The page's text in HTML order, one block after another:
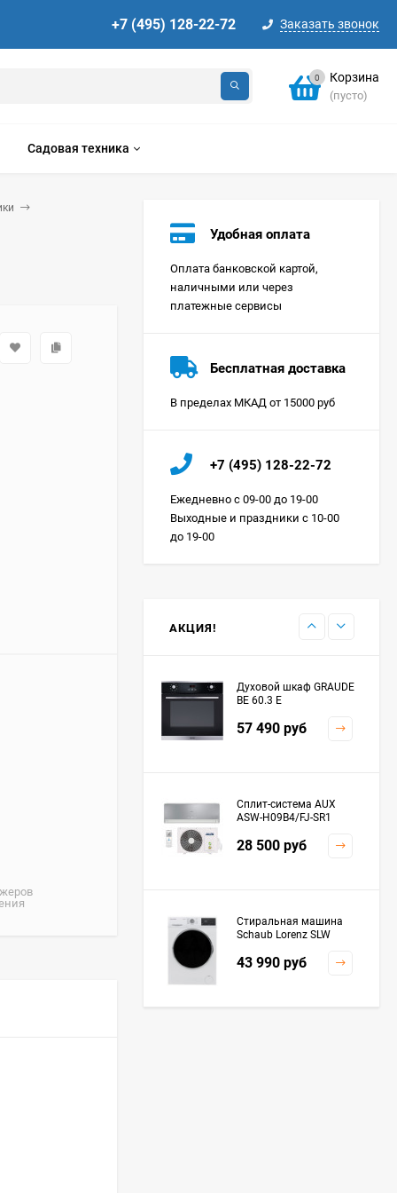
+7 (495) 128-22-72 Заказать звонок
0 Корзина
(пусто)
Садовая техника
Удобная оплата
Оплата банковской картой,
наличными или через
платежные сервисы
Бесплатная доставка
В пределах МКАД от 15000 руб
+7 (495) 128-22-72
Ежедневно с 09-00 до 19-00
Выходные и праздники с 10-00
до 19-00
АКЦИЯ!
Цена по
ORGS2DBHFSS
запросу
Духовой шкаф GRAUDE
BE 60.3 E
57 490 руб
Сплит-система AUX
ASW-H09B4/FJ-SR1
28 500 руб
Стиральная машина
Schaub Lorenz SLW
43 990 руб